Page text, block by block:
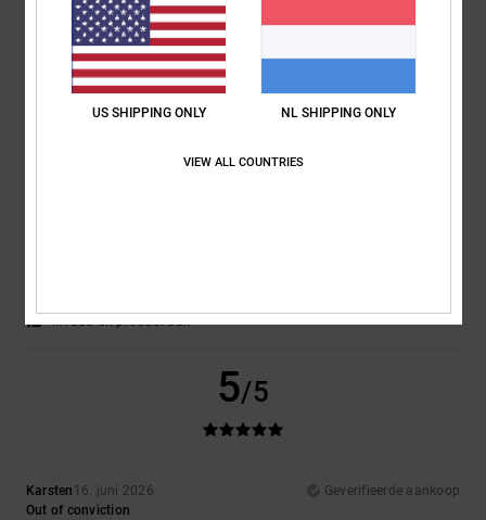
Ik raad dit product aan
5/5
Karsten 16. juni 2026
Geverifieerde aankoop
Out of conviction
US SHIPPING ONLY NL SHIPPING ONLY
VIEW ALL COUNTRIES